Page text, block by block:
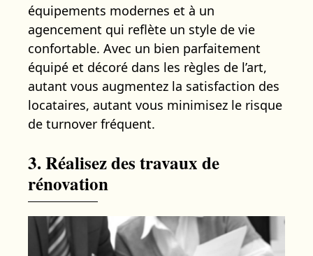
équipements modernes et à un
agencement qui reflète un style de vie
confortable. Avec un bien parfaitement
équipé et décoré dans les règles de l’art,
autant vous augmentez la satisfaction des
locataires, autant vous minimisez le risque
de turnover fréquent.
3. Réalisez des travaux de
rénovation